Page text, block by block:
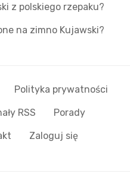
z polskiego rzepaku?
na zimno Kujawski?
Polityka prywatności
RSS Porady
Zaloguj się